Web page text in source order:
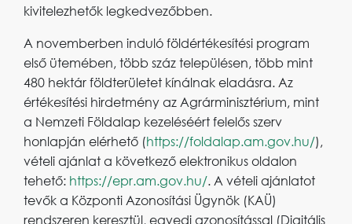
kivitelezhetők legkedvezőbben.
A novemberben induló földértékesítési program
első ütemében, több száz településen, több mint
480 hektár földterületet kínálnak eladásra. Az
értékesítési hirdetmény az Agrárminisztérium, mint
a Nemzeti Földalap kezeléséért felelős szerv
honlapján elérhető (https://foldalap.am.gov.hu/),
vételi ajánlat a következő elektronikus oldalon
tehető: https://epr.am.gov.hu/. A vételi ajánlatot
tevők a Központi Azonosítási Ügynök (KAÜ)
rendszeren keresztül, egyedi azonosítással (Digitális